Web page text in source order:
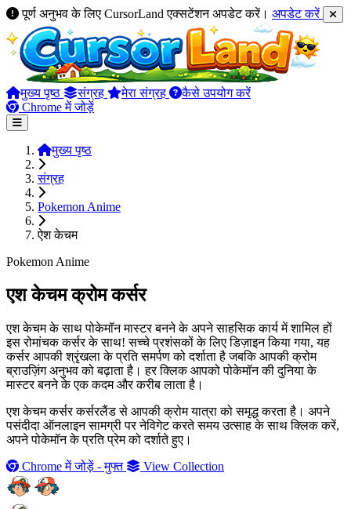
पूर्ण अनुभव के लिए CursorLand एक्सटेंशन अपडेट करें। अपडेट करें
मुख्य पृष्ठ संग्रह मेरा संग्रह
कैसे उपयोग करें
Chrome में जोड़ें
मुख्य पृष्ठ
संग्रह
Pokemon Anime
ऐश केचम
Pokemon Anime
एश केचम क्रोम कर्सर
एश केचम के साथ पोकेमॉन मास्टर बनने के अपने साहसिक कार्य में शामिल हों
इस रोमांचक कर्सर के साथ! सच्चे प्रशंसकों के लिए डिज़ाइन किया गया, यह
कर्सर आपकी श्रृंखला के प्रति समर्पण को दर्शाता है जबकि आपकी क्रोम
ब्राउज़िंग अनुभव को बढ़ाता है। हर क्लिक आपको पोकेमॉन की दुनिया के
मास्टर बनने के एक कदम और करीब लाता है।
एश केचम कर्सर कर्सरलैंड से आपकी क्रोम यात्रा को समृद्ध करता है। अपने
पसंदीदा ऑनलाइन सामग्री पर नेविगेट करते समय उत्साह के साथ क्लिक करें,
अपने पोकेमॉन के प्रति प्रेम को दर्शाते हुए।
Chrome में जोड़ें - मुफ्त
View Collection